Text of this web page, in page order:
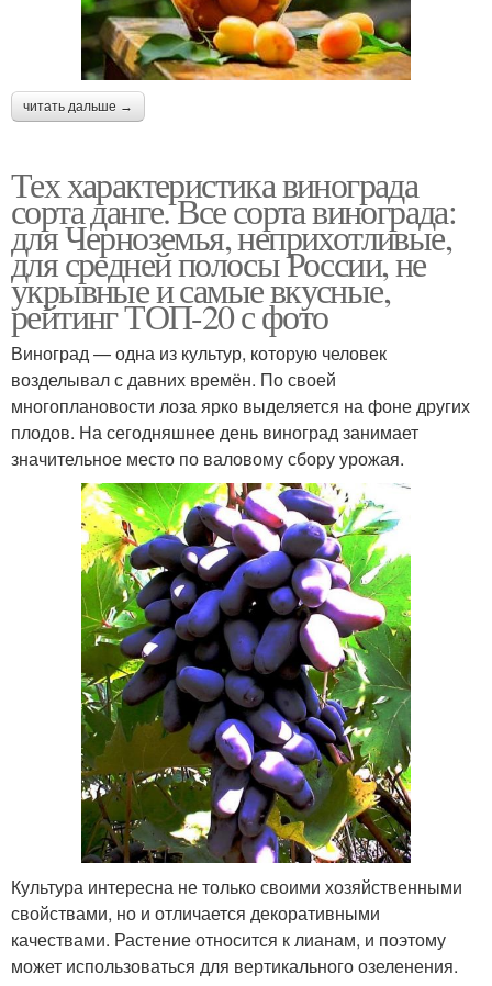
читать дальше →
Тех характеристика винограда
сорта данге. Все сорта винограда:
для Черноземья, неприхотливые,
для средней полосы России, не
укрывные и самые вкусные,
рейтинг ТОП-20 с фото
Виноград — одна из культур, которую человек
возделывал с давних времён. По своей
многоплановости лоза ярко выделяется на фоне других
плодов. На сегодняшнее день виноград занимает
значительное место по валовому сбору урожая.
Культура интересна не только своими хозяйственными
свойствами, но и отличается декоративными
качествами. Растение относится к лианам, и поэтому
может использоваться для вертикального озеленения.